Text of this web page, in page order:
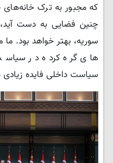
که مجبور به ترک
چنین فضایی به دست
سوریه، بهتر خواهد بود.
های گره کرده در
سیاست داخلی فایده زیادی